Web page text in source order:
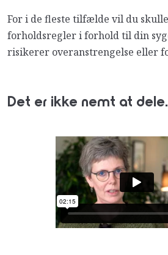
For i de fleste tilfælde vil du
forholdsregler i forhold til din
risikerer overanstrengelse eller
Det er ikke nemt at